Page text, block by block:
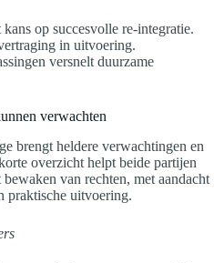
op succesvolle re-integratie.
in uitvoering.
versnelt duurzame
verwachten
brengt heldere verwachtingen en
overzicht helpt beide partijen
van rechten, met aandacht
praktische uitvoering.